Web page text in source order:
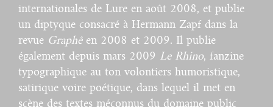
internationales de Lure en août 2008, et publie
un diptyque consacré à Hermann Zapf dans la
revue Graphêen 2008 et 2009. Il publie
également depuis mars 2009 Le Rhino, fanzine
typographique au ton volontiers humoristique,
satirique voire poétique, dans lequel il met en
scène des textes méconnus du domaine public